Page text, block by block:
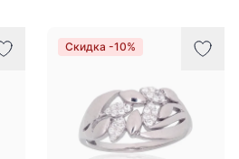
Скидка -10%